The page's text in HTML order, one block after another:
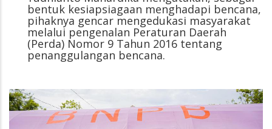
bentuk kesiapsiagaan menghadapi bencana,
pihaknya gencar mengedukasi masyarakat
melalui pengenalan Peraturan Daerah
(Perda) Nomor 9 Tahun 2016 tentang
penanggulangan bencana.